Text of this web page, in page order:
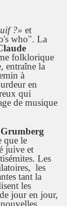
?» et
who". La
folklorique
entraîne la
à
en
qui
de musique
que le
juive et
Les
les
tant la
les
jour en jour,